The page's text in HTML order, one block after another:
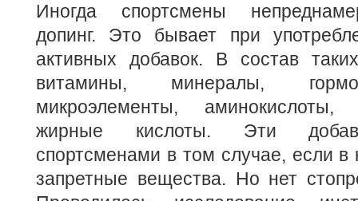
Иногда спортсмены
допинг. Это бывает при
активных добавок. В состав
витамины, минералы,
микроэлементы,
жирные кислоты. Эти
спортсменами в том случае, если в
запретные вещества. Но нет